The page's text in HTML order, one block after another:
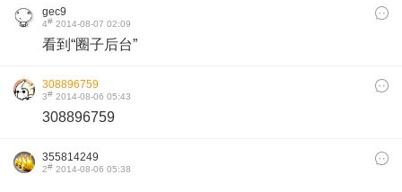
gec9
4# 2014-08-07 02:09
看到“圈子后台”
308896759
3# 2014-08-06 05:43
308896759
355814249
2# 2014-08-06 05:38